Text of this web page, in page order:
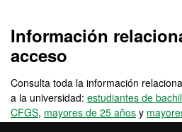
Información
acceso
Consulta toda la información
a la universidad: estudiantes de
CFGS, mayores de 25 años y